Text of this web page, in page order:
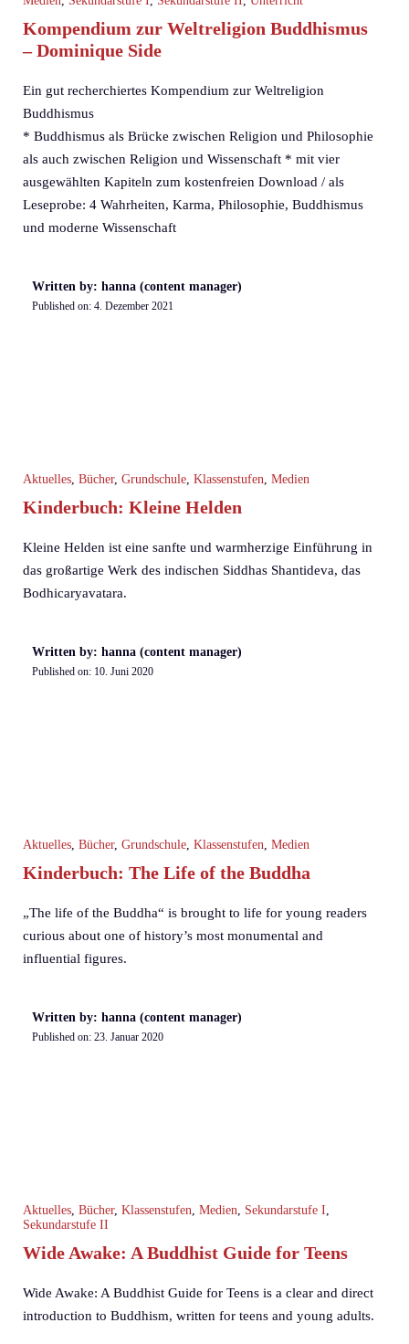
Kompendium zur Weltreligion Buddhismus
– Dominique Side
Ein gut recherchiertes Kompendium zur Weltreligion
Buddhismus
* Buddhismus als Brücke zwischen Religion und Philosophie
als auch zwischen Religion und Wissenschaft * mit vier
ausgewählten Kapiteln zum kostenfreien Download / als
Leseprobe: 4 Wahrheiten, Karma, Philosophie, Buddhismus
und moderne Wissenschaft
Written by: hanna (content manager)
Published on: 4. Dezember 2021
Aktuelles, Bücher, Grundschule, Klassenstufen, Medien
Kinderbuch: Kleine Helden
Kleine Helden ist eine sanfte und warmherzige Einführung in
das großartige Werk des indischen Siddhas Shantideva, das
Bodhicaryavatara.
Written by: hanna (content manager)
Published on: 10. Juni 2020
Aktuelles, Bücher, Grundschule, Klassenstufen, Medien
Kinderbuch: The Life of the Buddha
„The life of the Buddha“ is brought to life for young readers
curious about one of history’s most monumental and
influential figures.
Written by: hanna (content manager)
Published on: 23. Januar 2020
Aktuelles, Bücher, Klassenstufen, Medien, Sekundarstufe I,
Sekundarstufe II
Wide Awake: A Buddhist Guide for Teens
Wide Awake: A Buddhist Guide for Teens is a clear and direct
introduction to Buddhism, written for teens and young adults.